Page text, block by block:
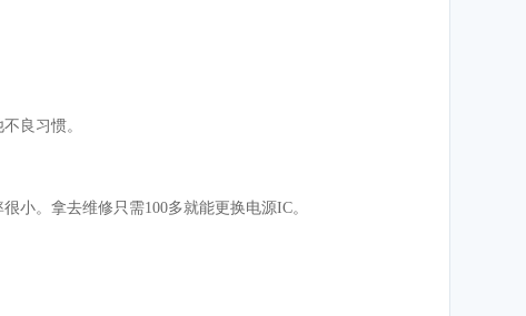
良习惯。
小。拿去维修只需100多就能更换电源IC。